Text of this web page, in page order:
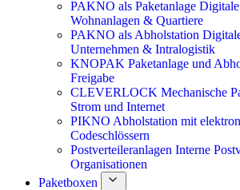
PAKNO als Paketanlage
Wohnanlagen & Quartiere
PAKNO als Abholstation
Unternehmen & Intralogistik
KNOPAK Paketanlage und
Freigabe
CLEVERLOCK Mechanische
Strom und Internet
PIKNO Abholstation mit
Codeschlössern
Postverteileranlagen Interne
Organisationen
Paketboxen